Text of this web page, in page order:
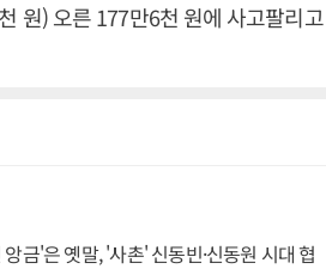
원) 오른 177만6천 원에 사고팔리고
금'은 옛말, '사촌' 신동빈·신동원 시대 협